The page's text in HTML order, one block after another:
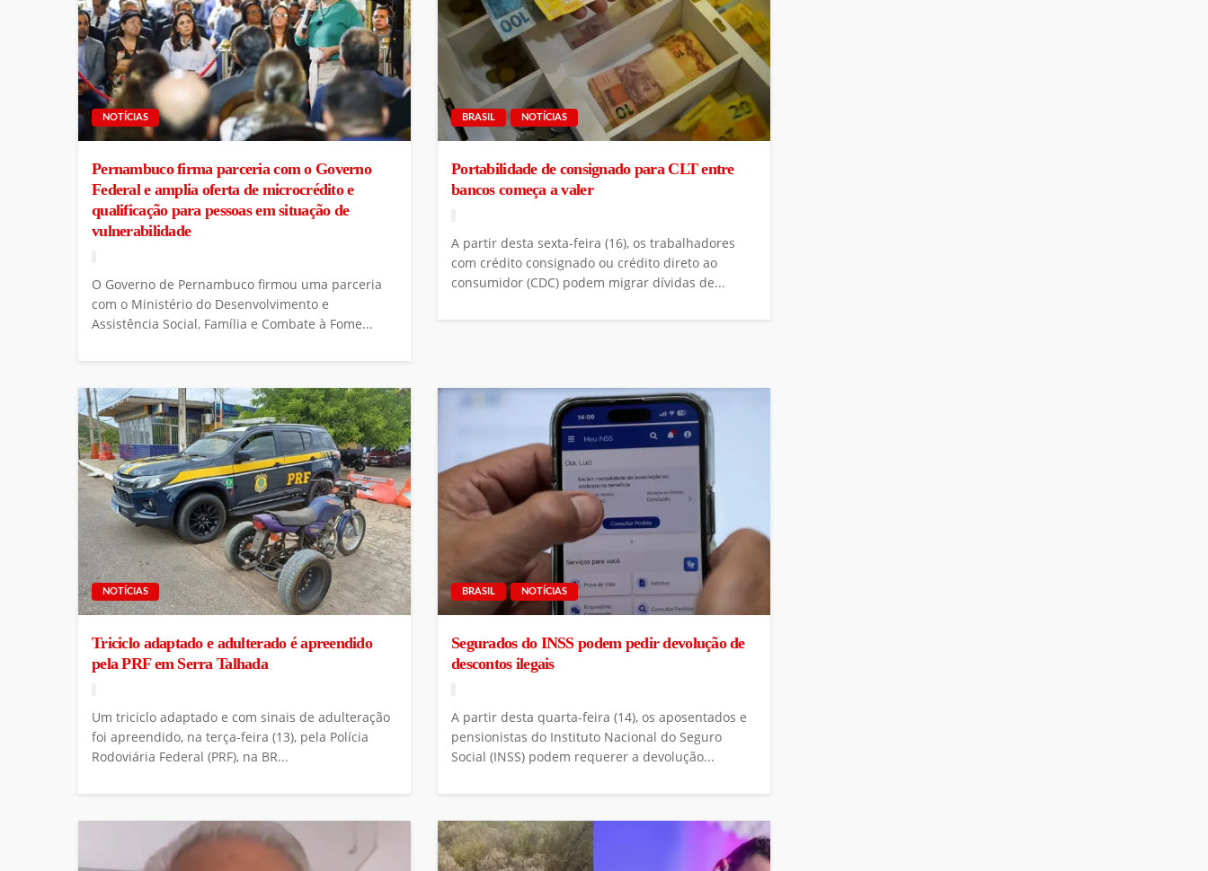
NOTÍCIAS
Pernambuco firma parceria com o Governo
Federal e amplia oferta de microcrédito e
qualificação para pessoas em situação de
vulnerabilidade
O Governo de Pernambuco firmou uma parceria
com o Ministério do Desenvolvimento e
Assistência Social, Família e Combate à Fome...
BRASIL NOTÍCIAS
Portabilidade de consignado para CLT entre
bancos começa a valer
A partir desta sexta-feira (16), os trabalhadores
com crédito consignado ou crédito direto ao
consumidor (CDC) podem migrar dívidas de...
NOTÍCIAS
Triciclo adaptado e adulterado é apreendido
pela PRF em Serra Talhada
Um triciclo adaptado e com sinais de adulteração
foi apreendido, na terça-feira (13), pela Polícia
Rodoviária Federal (PRF), na BR...
BRASIL NOTÍCIAS
Segurados do INSS podem pedir devolução de
descontos ilegais
A partir desta quarta-feira (14), os aposentados e
pensionistas do Instituto Nacional do Seguro
Social (INSS) podem requerer a devolução...